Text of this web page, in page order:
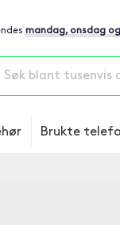
mandag, onsdag
Brukte